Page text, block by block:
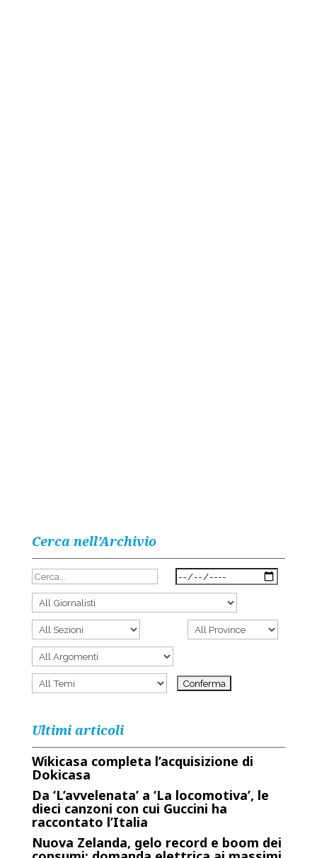
Cerca nell’Archivio
Ultimi articoli
Wikicasa completa l’acquisizione di
Dokicasa
Da ‘L’avvelenata’ a ‘La locomotiva’, le
dieci canzoni con cui Guccini ha
raccontato l’Italia
Nuova Zelanda, gelo record e boom dei